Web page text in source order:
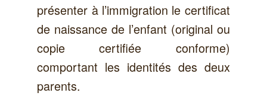
présenter à l’immigration le certificat
de naissance de l’enfant (original ou
copie certifiée conforme)
comportant les identités des deux
parents.